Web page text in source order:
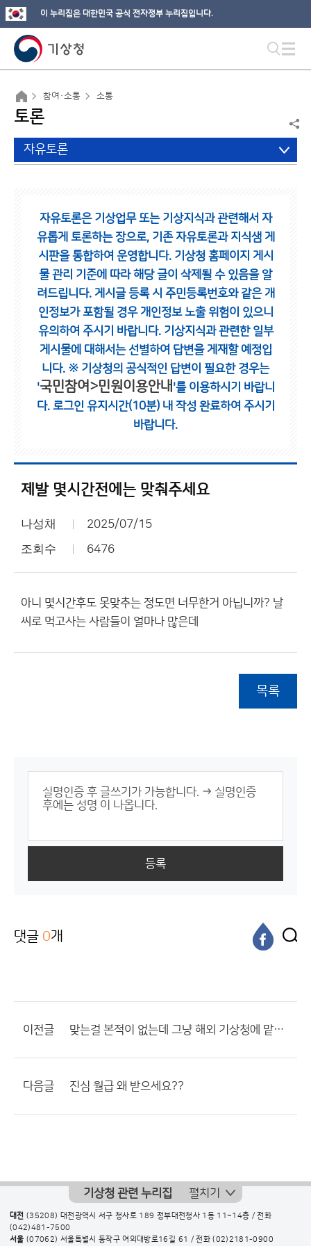
이 누리집은 대한민국 공식 전자정부 누리집입니다.
참여·소통 소통
토론
자유토론
자유토론은 기상업무 또는 기상지식과 관련해서 자
유롭게 토론하는 장으로, 기존 자유토론과 지식샘 게
시판을 통합하여 운영합니다. 기상청 홈페이지 게시
물 관리 기준에 따라 해당 글이 삭제될 수 있음을 알
려드립니다. 게시글 등록 시 주민등록번호와 같은 개
인정보가 포함될 경우 개인정보 노출 위험이 있으니
유의하여 주시기 바랍니다. 기상지식과 관련한 일부
게시물에 대해서는 선별하여 답변을 게재할 예정입
니다. ※ 기상청의 공식적인 답변이 필요한 경우는
'국민참여>민원이용안내 '를 이용하시기 바랍니
다. 로그인 유지시간(10분) 내 작성 완료하여 주시기
바랍니다.
제발 몇시간전에는 맞춰주세요
나성채 2025/07/15
조회수 6476
아니 몇시간후도 못맞추는 정도면 너무한거 아닙니까? 날
씨로 먹고사는 사람들이 얼마나 많은데
목록
등록
댓글 0개
이전글 맞는걸 본적이 없는데 그냥 해외 기상청에 맡기고
다음글 진심 월급 왜 받으세요??
기상청 관련 누리집 펼치기
대전 (35208) 대전광역시 서구 청사로 189 정부대전청사 1동 11~14층 / 전화
(042)481-7500
서울 (07062) 서울특별시 동작구 여의대방로16길 61 / 전화(02)2181-0900